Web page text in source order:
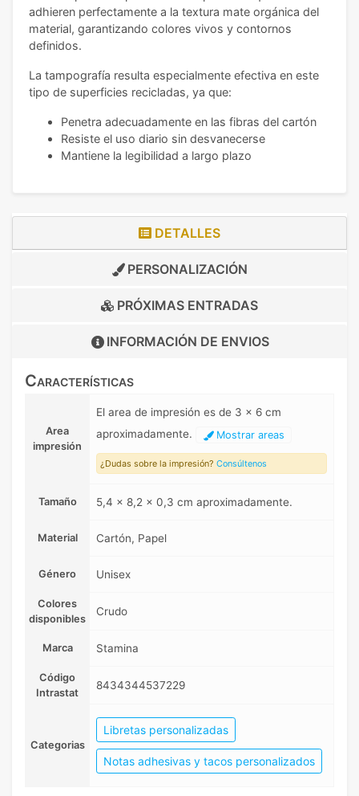
adhieren perfectamente a la textura mate orgánica del
material, garantizando colores vivos y contornos
definidos.
La tampografía resulta especialmente efectiva en este
tipo de superficies recicladas, ya que:
Penetra adecuadamente en las fibras del cartón
Resiste el uso diario sin desvanecerse
Mantiene la legibilidad a largo plazo
DETALLES
PERSONALIZACIÓN
PRÓXIMAS ENTRADAS
INFORMACIÓN DE ENVIOS
Características
Area
impresión
El area de impresión es de 3 x 6 cm
aproximadamente.
Mostrar areas
¿Dudas sobre la impresión? Consúltenos
Tamaño 5,4 x 8,2 x 0,3 cm aproximadamente.
Material Cartón, Papel
Género Unisex
Colores
disponibles
Crudo
Marca Stamina
Código
Intrastat
8434344537229
Categorias
Libretas personalizadas
Notas adhesivas y tacos personalizados